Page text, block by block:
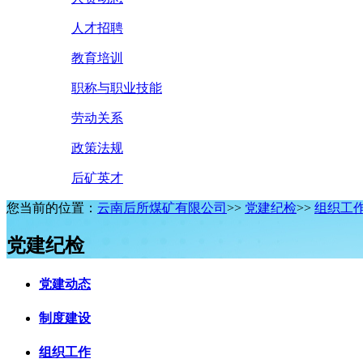
人才招聘
教育培训
职称与职业技能
劳动关系
政策法规
后矿英才
您当前的位置： 云南后所煤矿有限公司 >> 党建纪检>> 组织工
党建纪检
党建动态
制度建设
组织工作